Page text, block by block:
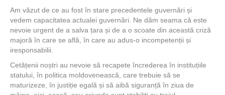
Am văzut de ce au fost în stare precedentele guvernări și
vedem capacitatea actualei guvernări. Ne dăm seama că este
nevoie urgent de a salva țara și de a o scoate din această criză
majoră în care se află, în care au adus-o incompetenții și
iresponsabilii.
Cetățenii noștri au nevoie să recapete încrederea în instituțiile
statului, în politica moldovenească, care trebuie să se
maturizeze, în justiție egală și să aibă siguranță în ziua de